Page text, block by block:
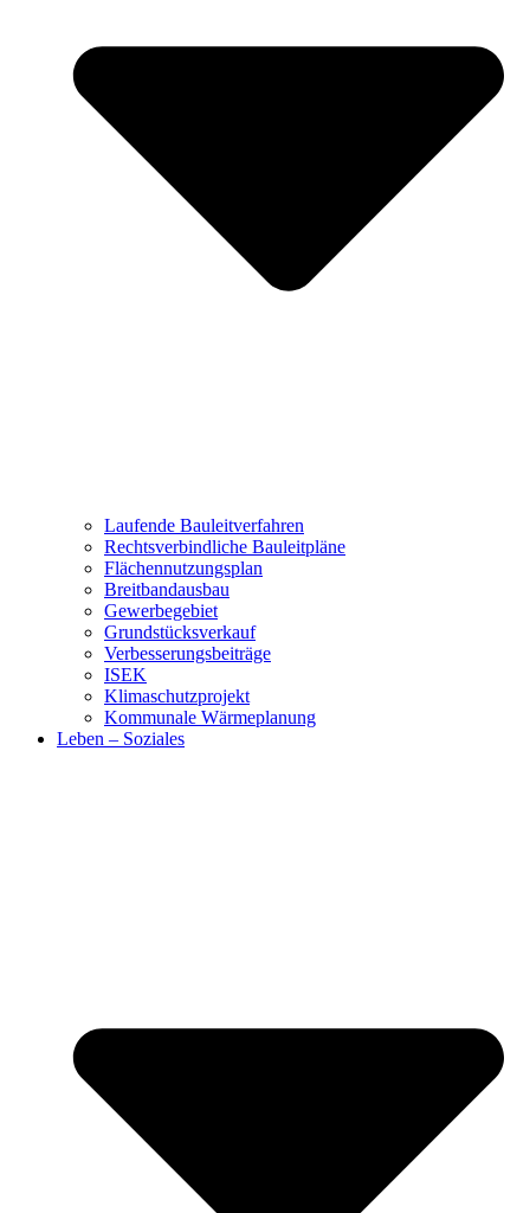
Laufende Bauleitverfahren
Rechtsverbindliche Bauleitpläne
Flächennutzungsplan
Breitbandausbau
Gewerbegebiet
Grundstücksverkauf
Verbesserungsbeiträge
ISEK
Klimaschutzprojekt
Kommunale Wärmeplanung
Leben – Soziales